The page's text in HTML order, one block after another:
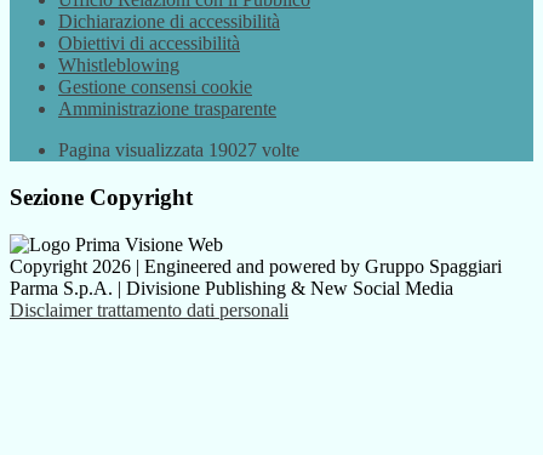
Dichiarazione di accessibilità
Obiettivi di accessibilità
Whistleblowing
Gestione consensi cookie
Amministrazione trasparente
Pagina visualizzata 19027 volte
Sezione Copyright
Copyright 2026 | Engineered and powered by Gruppo Spaggiari
Parma S.p.A. | Divisione Publishing & New Social Media
Disclaimer trattamento dati personali